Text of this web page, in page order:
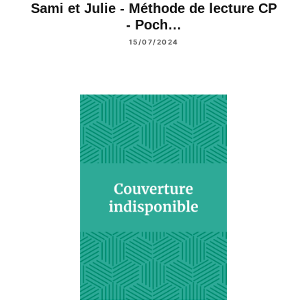
Sami et Julie - Méthode de lecture CP
- Poch…
15/07/2024